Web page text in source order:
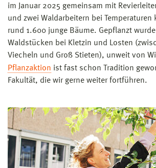
im Januar 2025 gemeinsam mit
und zwei Waldarbeitern bei Temperaturen
rund 1.600 junge Bäume. Gepflanzt
Waldstücken bei Kletzin und Losten
Viecheln und Groß Stieten), unweit von
Pflanzaktion ist fast schon Tradition
Fakultät, die wir gerne weiter fortführen.